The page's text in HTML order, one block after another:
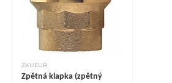
ZKUEUR
Zpětná klapka (zpětný